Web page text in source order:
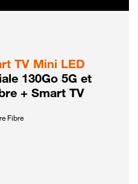
TV Mini LED
130Go 5G et
+ Smart TV
Fibre